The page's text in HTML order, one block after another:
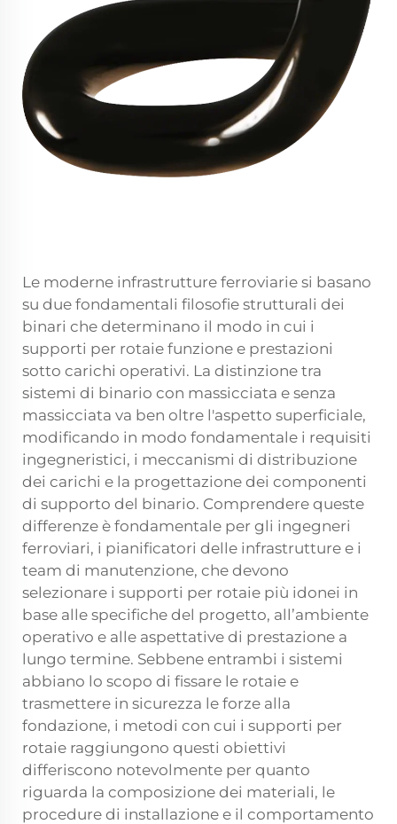
Le moderne infrastrutture ferroviarie si basano
su due fondamentali filosofie strutturali dei
binari che determinano il modo in cui i
supporti per rotaie funzione e prestazioni
sotto carichi operativi. La distinzione tra
sistemi di binario con massicciata e senza
massicciata va ben oltre l'aspetto superficiale,
modificando in modo fondamentale i requisiti
ingegneristici, i meccanismi di distribuzione
dei carichi e la progettazione dei componenti
di supporto del binario. Comprendere queste
differenze è fondamentale per gli ingegneri
ferroviari, i pianificatori delle infrastrutture e i
team di manutenzione, che devono
selezionare i supporti per rotaie più idonei in
base alle specifiche del progetto, all’ambiente
operativo e alle aspettative di prestazione a
lungo termine. Sebbene entrambi i sistemi
abbiano lo scopo di fissare le rotaie e
trasmettere in sicurezza le forze alla
fondazione, i metodi con cui i supporti per
rotaie raggiungono questi obiettivi
differiscono notevolmente per quanto
riguarda la composizione dei materiali, le
procedure di installazione e il comportamento